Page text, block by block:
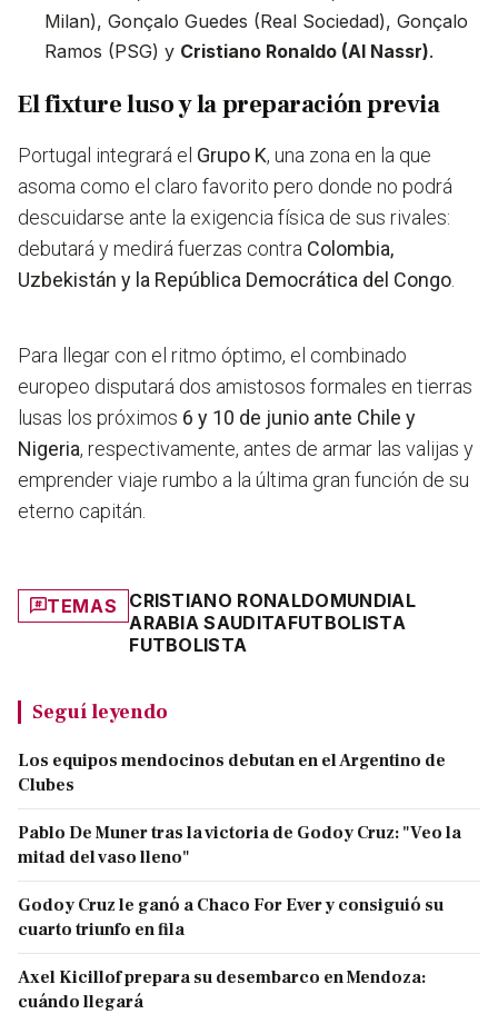
Milan), Gonçalo Guedes (Real Sociedad), Gonçalo
Ramos (PSG) y Cristiano Ronaldo (Al Nassr).
El fixture luso y la preparación previa
Portugal integrará el Grupo K, una zona en la que
asoma como el claro favorito pero donde no podrá
descuidarse ante la exigencia física de sus rivales:
debutará y medirá fuerzas contra Colombia,
Uzbekistán y la República Democrática del Congo
Para llegar con el ritmo óptimo, el combinado
europeo disputará dos amistosos formales en tierras
lusas los próximos 6 y 10 de junio ante Chile y
Nigeria, respectivamente, antes de armar las valijas y
emprender viaje rumbo a la última gran función de su
eterno capitán.
TEMAS CRISTIANO RONALDOMUNDIAL
ARABIA SAUDITAFUTBOLISTA
FUTBOLISTA
Seguí leyendo
Los equipos mendocinos debutan en el Argentino de
Clubes
Pablo De Muner tras la victoria de Godoy Cruz: "Veo la
mitad del vaso lleno"
Godoy Cruz le ganó a Chaco For Ever y consiguió su
cuarto triunfo en fila
Axel Kicillof prepara su desembarco en Mendoza:
cuándo llegará